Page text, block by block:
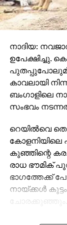
നാദിയ:
ഉപേക്ഷിച്ചു.
കാവലായി
ബംഗാളിലെ
സംഭവം
റെയില്‍വെ
കോളനിയിലെ
കുഞ്ഞിന്റെ
രാധ ഭൗമിക്
ഭാഗത്തേക്ക്
നായ്ക്കള്‍